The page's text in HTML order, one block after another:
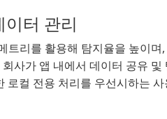
터 관리
트리를 활용해 탐지율을 높이
사가 앱 내에서 데이터 공유
로컬 전용 처리를 우선시하는